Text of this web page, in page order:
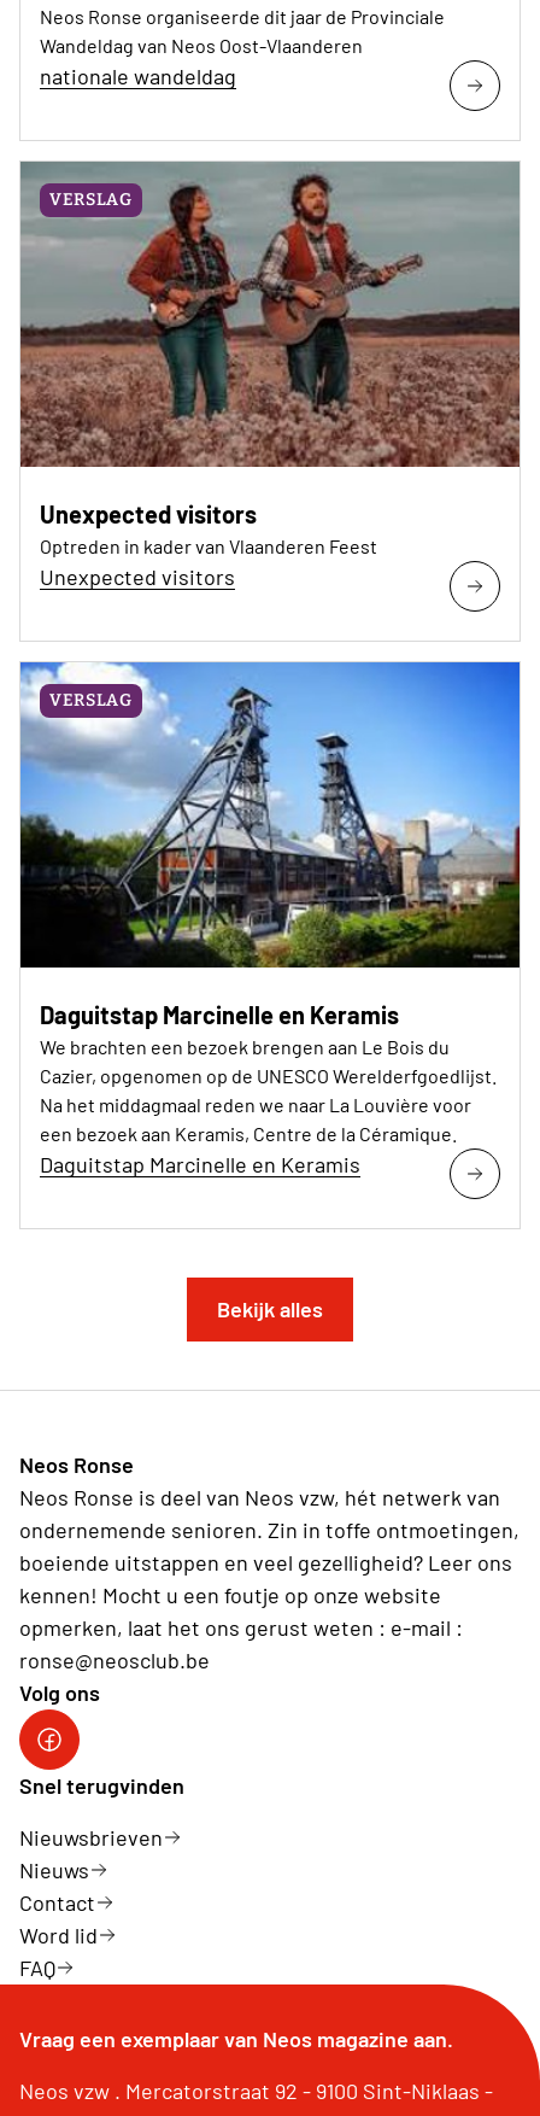
Neos Ronse organiseerde dit jaar de Provinciale
Wandeldag van Neos Oost-Vlaanderen
nationale wandeldag
VERSLAG
Unexpected visitors
Optreden in kader van Vlaanderen Feest
Unexpected visitors
VERSLAG
Daguitstap Marcinelle en Keramis
We brachten een bezoek brengen aan Le Bois du
Cazier, opgenomen op de UNESCO Werelderfgoedlijst.
Na het middagmaal reden we naar La Louvière voor
een bezoek aan Keramis, Centre de la Céramique.
Daguitstap Marcinelle en Keramis
Bekijk alles
Neos Ronse
Neos Ronse is deel van Neos vzw, hét netwerk van
ondernemende senioren. Zin in toffe ontmoetingen,
boeiende uitstappen en veel gezelligheid? Leer ons
kennen! Mocht u een foutje op onze website
opmerken, laat het ons gerust weten : e-mail :
ronse@neosclub.be
Volg ons
fb
Snel terugvinden
Nieuwsbrieven
Nieuws
Contact
Word lid
FAQ
Vraag een exemplaar van Neos magazine aan.
Neos vzw . Mercatorstraat 92 - 9100 Sint-Niklaas -